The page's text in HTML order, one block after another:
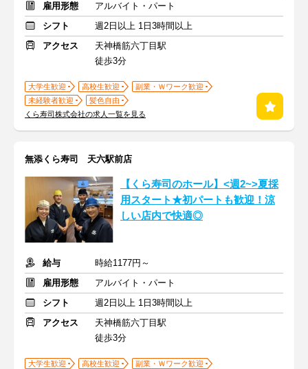
雇用形態
アルバイト・パート
シフト
週2日以上 1日3時間以上
アクセス
天神橋筋六丁目駅
徒歩3分
大学生歓迎 高校生歓迎
副業・Ｗワーク歓迎
未経験者歓迎
髪色自由
くら寿司株式会社の求人一覧を見る
無添くら寿司 天六駅前店
【くら寿司のホール】<週2~>夏採
用スタート★初パートも歓迎！涼
しい店内で快適◎
給与
時給1177円～
雇用形態
アルバイト・パート
シフト
週2日以上 1日3時間以上
アクセス
天神橋筋六丁目駅
徒歩3分
大学生歓迎 高校生歓迎 副業・Ｗワーク歓迎